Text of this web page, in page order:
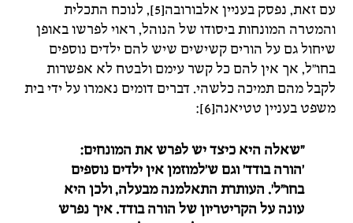
עם זאת, נפסק בעניין אלבורובה[5], לנוכח התכלית
והמטרה המונחות ביסודו של הנוהל, ראוי לפרשו באופן
שיחול גם על הורים קשישים שיש להם ילדים נוספים
בחו"ל, אך אין להם כל קשר עימם ולבטח לא אפשרות
לקבל מהם תמיכה כלשהי. דברים דומים נאמרו על ידי בית
משפט בעניין טטיאנה[6]:
"שאלה היא כיצד יש לפרש את המונחים:
'הורה בודד' וגם ש'למוזמן אין ילדים נוספים
בחו"ל'. העותרת התאלמנה מבעלה, ולכן היא
עונה על הקריטריון של הורה בודד. איך נפרש